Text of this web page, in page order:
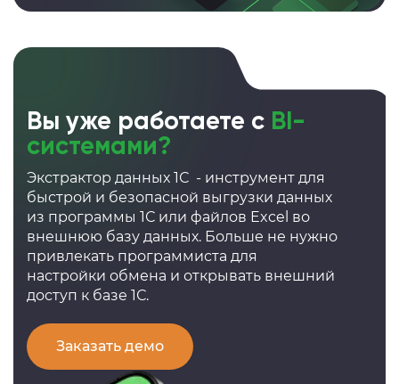
Вы уже работаете с BI-
системами?
Экстрактор данных 1С - инструмент для
быстрой и безопасной выгрузки данных
из программы 1С или файлов Excel во
внешнюю базу данных. Больше не нужно
привлекать программиста для
настройки обмена и открывать внешний
доступ к базе 1С.
Заказать демо